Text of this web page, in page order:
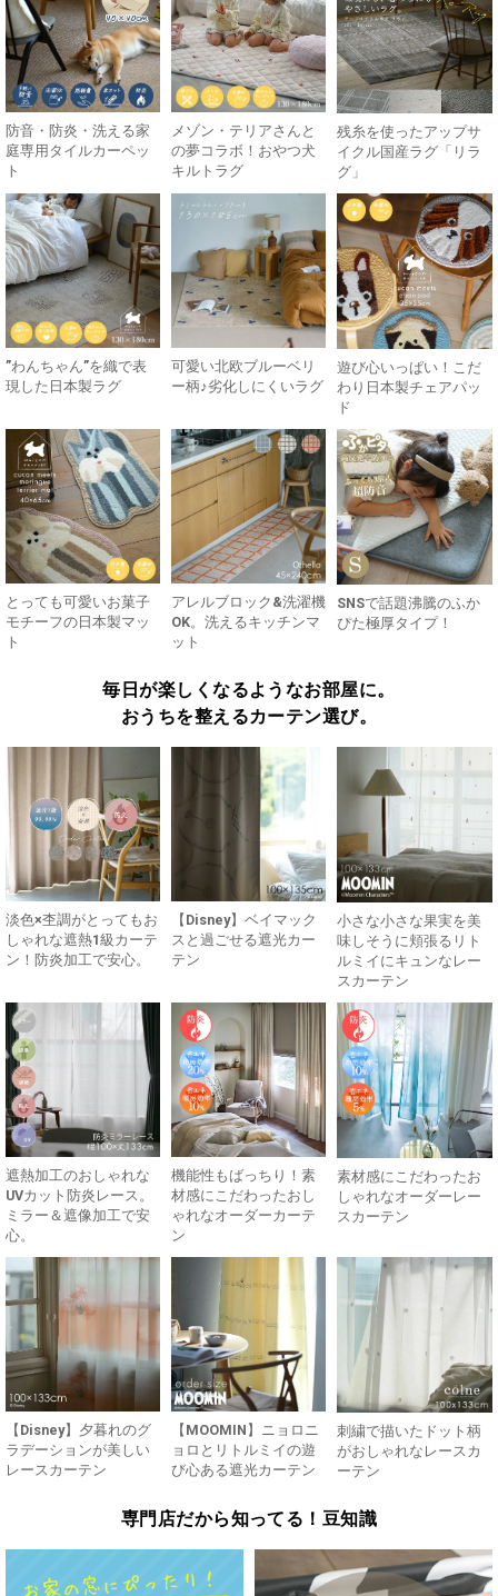
防音・防炎・洗える家
庭専用タイルカーペッ
ト
メゾン・テリアさんと
の夢コラボ！おやつ犬
キルトラグ
残糸を使ったアップサ
イクル国産ラグ「リラ
グ」
”わんちゃん”を織で表
現した日本製ラグ
可愛い北欧ブルーベリ
ー柄♪劣化しにくいラグ
遊び心いっぱい！こだ
わり日本製チェアパッ
ド
とっても可愛いお菓子
モチーフの日本製マッ
ト
アレルブロック&洗濯機
OK。洗えるキッチンマ
ット
SNSで話題沸騰のふか
ぴた極厚タイプ！
毎日が楽しくなるようなお部屋に。
おうちを整えるカーテン選び。
淡色×杢調がとってもお
しゃれな遮熱1級カーテ
ン！防炎加工で安心。
【Disney】ベイマック
スと過ごせる遮光カー
テン
小さな小さな果実を美
味しそうに頬張るリト
ルミイにキュンなレー
スカーテン
遮熱加工のおしゃれな
UVカット防炎レース。
ミラー＆遮像加工で安
心。
機能性もばっちり！素
材感にこだわったおし
ゃれなオーダーカーテ
ン
素材感にこだわったお
しゃれなオーダーレー
スカーテン
【Disney】夕暮れのグ
ラデーションが美しい
レースカーテン
【MOOMIN】ニョロニ
ョロとリトルミイの遊
び心ある遮光カーテン
刺繍で描いたドット柄
がおしゃれなレースカ
ーテン
専門店だから知ってる！豆知識